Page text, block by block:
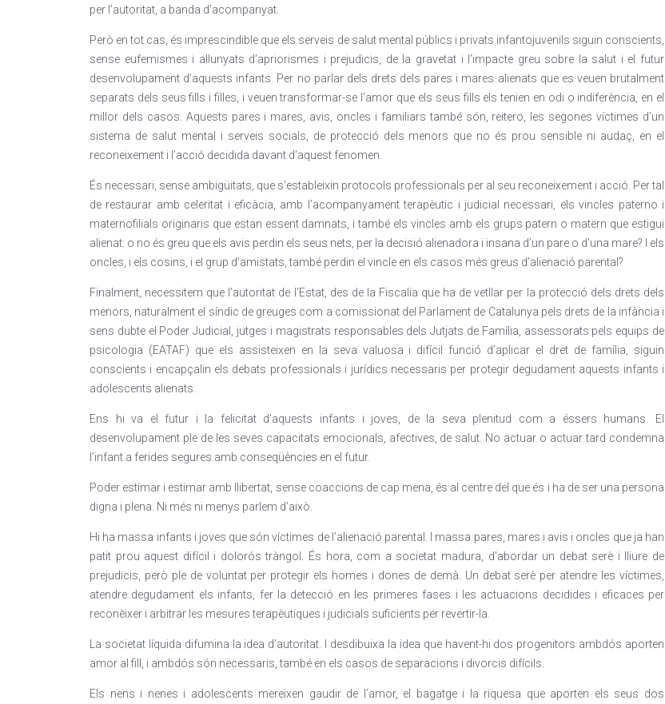
per l’autoritat, a banda d’acompanyat.
Però en tot cas, és imprescindible que els serveis de salut mental públics i privats infantojuvenils siguin conscients,
sense eufemismes i allunyats d’apriorismes i prejudicis, de la gravetat i l’impacte greu sobre la salut i el futur
desenvolupament d’aquests infants. Per no parlar dels drets dels pares i mares alienats que es veuen brutalment
separats dels seus fills i filles, i veuen transformar-se l’amor que els seus fills els tenien en odi o indiferència, en el
millor dels casos. Aquests pares i mares, avis, oncles i familiars també són, reitero, les segones víctimes d’un
sistema de salut mental i serveis socials, de protecció dels menors que no és prou sensible ni audaç, en el
reconeixement i l’acció decidida davant d’aquest fenomen.
És necessari, sense ambigüitats, que s’estableixin protocols professionals per al seu reconeixement i acció. Per tal
de restaurar amb celeritat i eficàcia, amb l’acompanyament terapèutic i judicial necessari, els vincles paterno i
maternofilials originaris que estan essent damnats, i també els vincles amb els grups patern o matern que estigui
alienat: o no és greu que els avis perdin els seus nets, per la decisió alienadora i insana d’un pare o d’una mare? I els
oncles, i els cosins, i el grup d’amistats, també perdin el vincle en els casos més greus d’alienació parental?
Finalment, necessitem que l’autoritat de l’Estat, des de la Fiscalia que ha de vetllar per la protecció dels drets dels
menors, naturalment el síndic de greuges com a comissionat del Parlament de Catalunya pels drets de la infància i
sens dubte el Poder Judicial, jutges i magistrats responsables dels Jutjats de Família, assessorats pels equips de
psicologia (EATAF) que els assisteixen en la seva valuosa i difícil funció d’aplicar el dret de família, siguin
conscients i encapçalin els debats professionals i jurídics necessaris per protegir degudament aquests infants i
adolescents alienats.
Ens hi va el futur i la felicitat d’aquests infants i joves, de la seva plenitud com a éssers humans. El
desenvolupament ple de les seves capacitats emocionals, afectives, de salut. No actuar o actuar tard condemna
l’infant a ferides segures amb conseqüències en el futur.
Poder estimar i estimar amb llibertat, sense coaccions de cap mena, és al centre del que és i ha de ser una persona
digna i plena. Ni més ni menys parlem d’això.
Hi ha massa infants i joves que són víctimes de l’alienació parental. I massa pares, mares i avis i oncles que ja han
patit prou aquest difícil i dolorós tràngol. És hora, com a societat madura, d’abordar un debat serè i lliure de
prejudicis, però ple de voluntat per protegir els homes i dones de demà. Un debat serè per atendre les víctimes,
atendre degudament els infants, fer la detecció en les primeres fases i les actuacions decidides i eficaces per
reconèixer i arbitrar les mesures terapèutiques i judicials suficients per revertir-la.
La societat líquida difumina la idea d’autoritat. I desdibuixa la idea que havent-hi dos progenitors ambdós aporten
amor al fill, i ambdós són necessaris, també en els casos de separacions i divorcis difícils.
Els nens i nenes i adolescents mereixen gaudir de l’amor, el bagatge i la riquesa que aporten els seus dos